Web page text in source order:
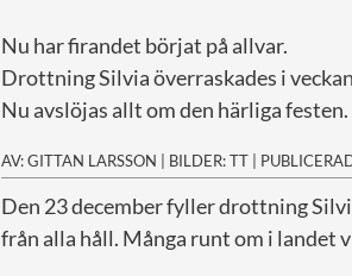
Nu har firandet börjat på allvar.
Drottning Silvia överraskades i
Nu avslöjas allt om den härliga festen.
AV: GITTAN LARSSON | BILDER: TT |
Den 23 december fyller drottning
från alla håll. Många runt om i landet